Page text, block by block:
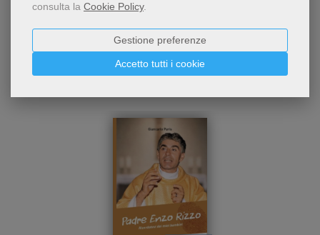
consulta la Cookie Policy.
Accetto tutti i cookie
Gestione preferenze
Dello stesso autore